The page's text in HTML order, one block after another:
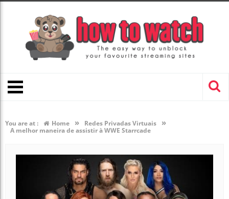
You are at : Home » Redes Privadas Virtuais »
A melhor maneira de assistir à WWE Starrcade